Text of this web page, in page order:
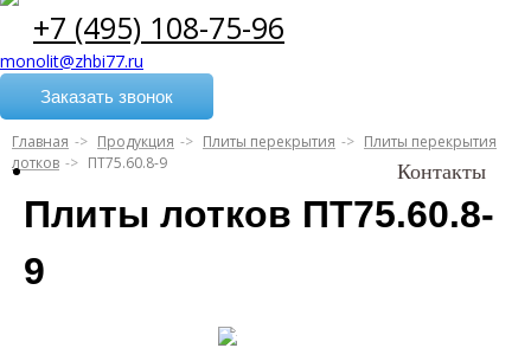
Контакты
+7 (495) 108-75-96
monolit@zhbi77.ru
Заказать звонок
Главная Продукция Плиты перекрытия
Плиты перекрытия
лотков
ПТ75.60.8-9
Плиты лотков ПТ75.60.8-
9